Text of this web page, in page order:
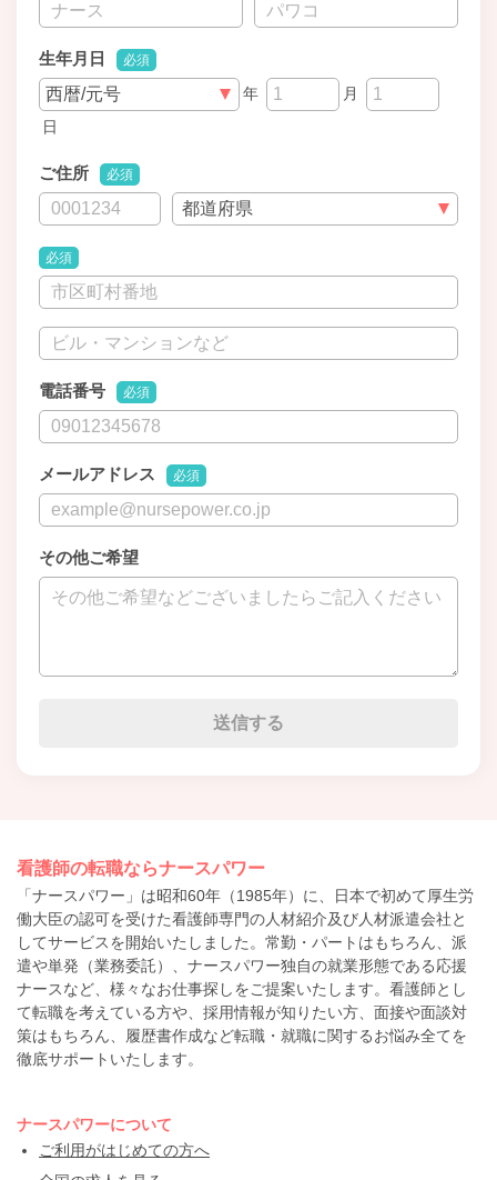
生年月日 必須
年
月
日
ご住所 必須
必須
電話番号 必須
メールアドレス 必須
その他ご希望
看護師の転職ならナースパワー
「ナースパワー」は昭和60年（1985年）に、日本で初めて厚生労
働大臣の認可を受けた看護師専門の人材紹介及び人材派遣会社と
してサービスを開始いたしました。常勤・パートはもちろん、派
遣や単発（業務委託）、ナースパワー独自の就業形態である応援
ナースなど、様々なお仕事探しをご提案いたします。看護師とし
て転職を考えている方や、採用情報が知りたい方、面接や面談対
策はもちろん、履歴書作成など転職・就職に関するお悩み全てを
徹底サポートいたします。
ナースパワーについて
ご利用がはじめての方へ